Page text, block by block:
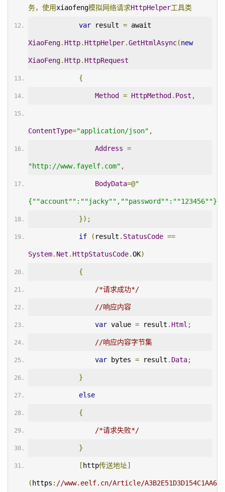
务，使用xiaofeng模拟网络请求HttpHelper工具类
var result =
XiaoFeng. Http. HttpHelper.GetHtmlAsync(new
XiaoFeng. Http. HttpRequest
{
Method = HttpMethod . Post ,
ContentType="application/json" ,
Address =
"http://www.fayelf.com" ,
BodyData=@"
{""account"":""jacky"",""password"":""123456""}"
});
if ( result . StatusCode ==
System. Net . HttpStatusCode.OK)
{
/*请求成功*/
//响应内容
var value = result . Html ;
//响应内容字节集
var bytes = result . Data;
}
else
{
/*请求失败*/
}
[ http传送地址]
( https : //www.eelf.cn/Article/